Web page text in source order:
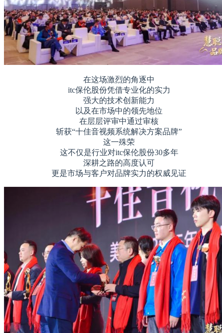
在这场激烈的角逐中
itc保伦股份凭借专业化的实力
强大的技术创新能力
以及在市场中的领先地位
在层层评审中通过审核
斩获“十佳音视频系统解决方案品牌”
这一殊荣
这不仅是行业对itc保伦股份30多年
深耕之路的高度认可
更是市场与客户对品牌实力的权威见证